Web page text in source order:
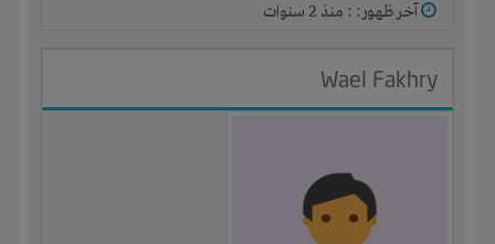
آخر ظهور: : منذ 2 سنوات
Wael Fakhry